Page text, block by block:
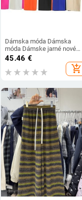
Dámska móda Dámska
móda Dámske jarné nové
módne voľné nohavice 2024
Retro nohavice s vysokým
pásom a zipsom
45.46 €
add_shopping_cart